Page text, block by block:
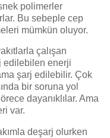
polimerler
Bu sebeple cep
mümkün oluyor.
çalışan
edilebilen enerji
şarj edilebilir. Çok
bir soruna yol
dayanıklılar. Ama
var.
deşarj olurken